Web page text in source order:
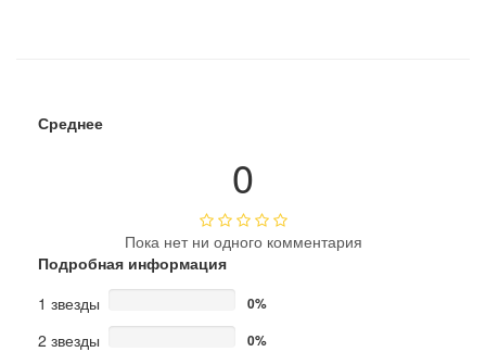
Среднее
0
Пока нет ни одного комментария
Подробная информация
1 звезды
0%
2 звезды 0%